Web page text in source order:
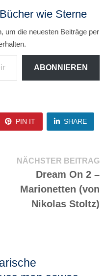
wie Sterne
um die neuesten Beiträge per
ABONNIEREN
PIN IT SHARE
NÄCHSTER BEITRAG
Dream On 2 –
Marionetten (von
Nikolas Stoltz)